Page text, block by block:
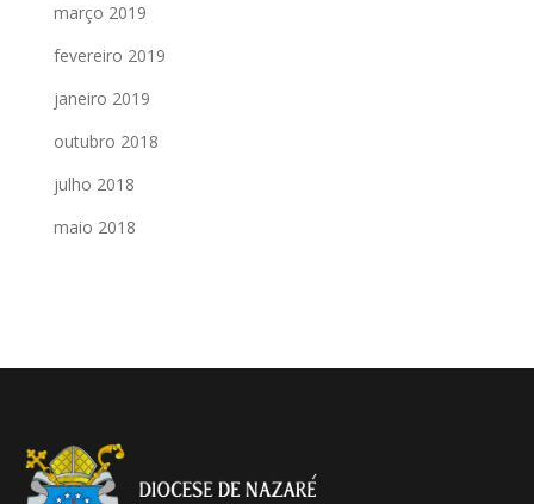
março 2019
fevereiro 2019
janeiro 2019
outubro 2018
julho 2018
maio 2018